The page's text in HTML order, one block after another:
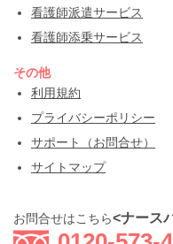
看護師派遣サービス
看護師添乗サービス
その他
利用規約
プライバシーポリシー
サポート（お問合せ）
サイトマップ
お問合せはこちら<ナース